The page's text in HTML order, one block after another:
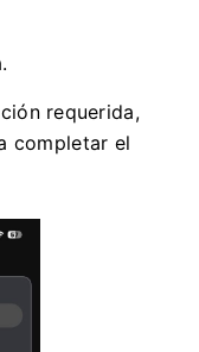
requerida,
completar el